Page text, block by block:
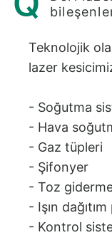
Teknolojik
lazer
- Soğutma
- Hava
- Gaz tüpleri
- Şifonyer
- Toz
- Işın
- Kontrol